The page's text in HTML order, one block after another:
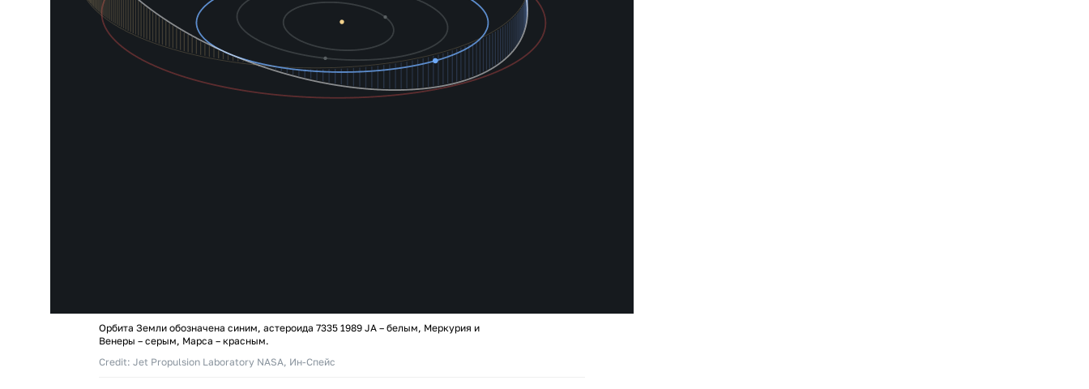
Орбита Земли обозначена синим, астероида 7335 1989 JA – белым, Меркурия и
Венеры – серым, Марса – красным.
Credit: Jet Propulsion Laboratory NASA, Ин-Спейс